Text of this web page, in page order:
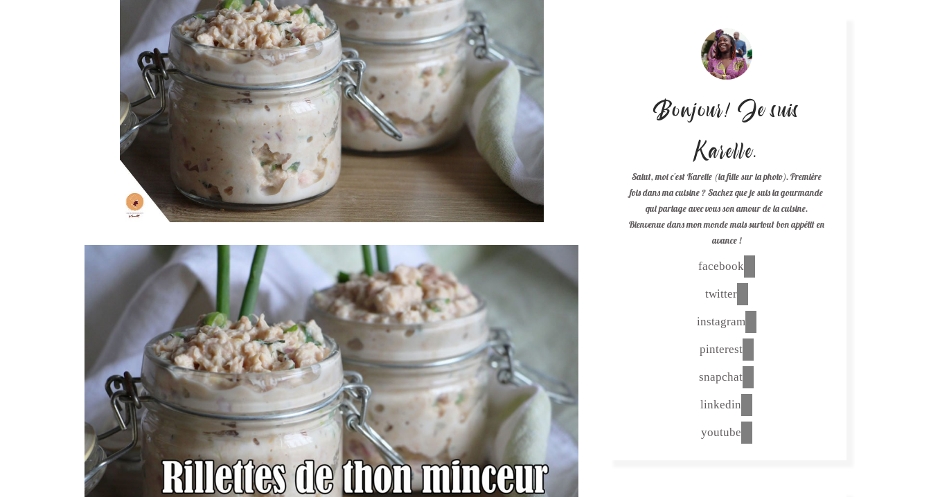
Bonjour! Je suis
Karelle.
Salut, moi c'est Karelle (la fille sur la photo). Première
fois dans ma cuisine ? Sachez que je suis la gourmande
qui partage avec vous son amour de la cuisine.
Bienvenue dans mon monde mais surtout bon appétit en
avance !
facebook
twitter
instagram
pinterest
snapchat
linkedin
youtube